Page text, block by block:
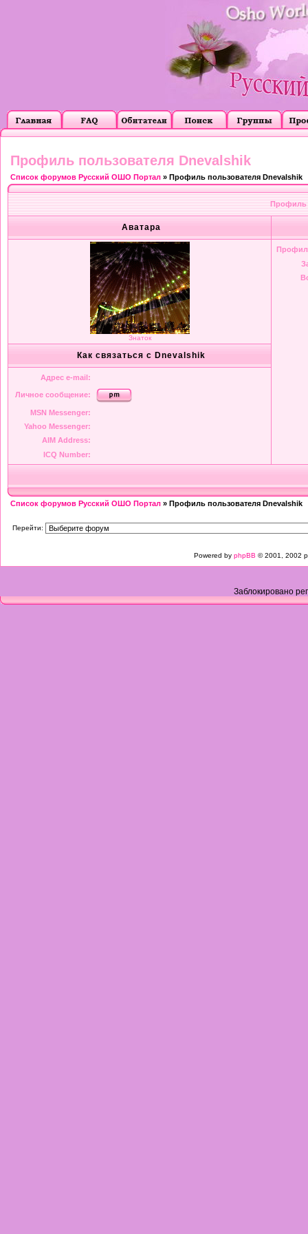
Профиль пользователя Dnevalshik
Список форумов Русский ОШО Портал » Профиль пользователя Dnevalshik
Профиль
Аватара
Знаток
Как связаться с Dnevalshik
Адрес e-mail:
Личное сообщение:
MSN Messenger:
Yahoo Messenger:
AIM Address:
ICQ Number:
Список форумов Русский ОШО Портал » Профиль пользователя Dnevalshik
Перейти:
Powered by phpBB © 2001, 2002
Заблокировано